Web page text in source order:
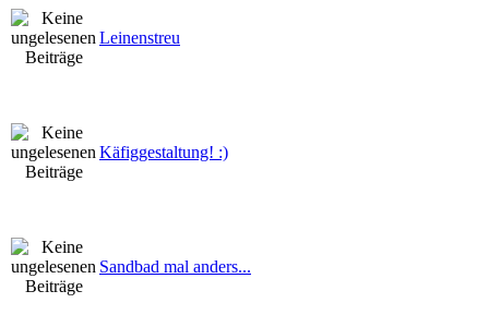
Leinenstreu
Käfiggestaltung! :)
Sandbad mal anders...